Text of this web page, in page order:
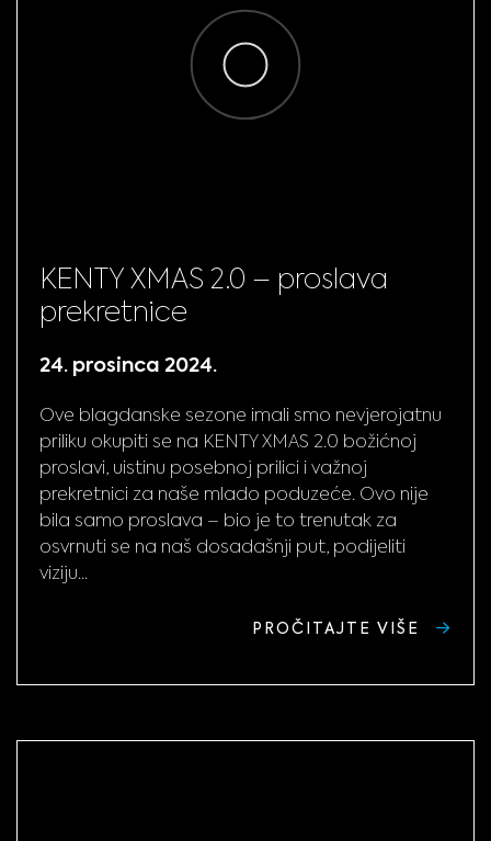
KENTY XMAS 2.0 – proslava
prekretnice
24. prosinca 2024.
Ove blagdanske sezone imali smo nevjerojatnu
priliku okupiti se na KENTY XMAS 2.0 božićnoj
proslavi, uistinu posebnoj prilici i važnoj
prekretnici za naše mlado poduzeće. Ovo nije
bila samo proslava – bio je to trenutak za
osvrnuti se na naš dosadašnji put, podijeliti
viziju...
PROČITAJTE VIŠE